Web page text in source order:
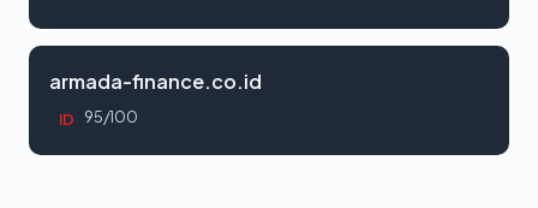
armada-finance.co.id
ID 95/100